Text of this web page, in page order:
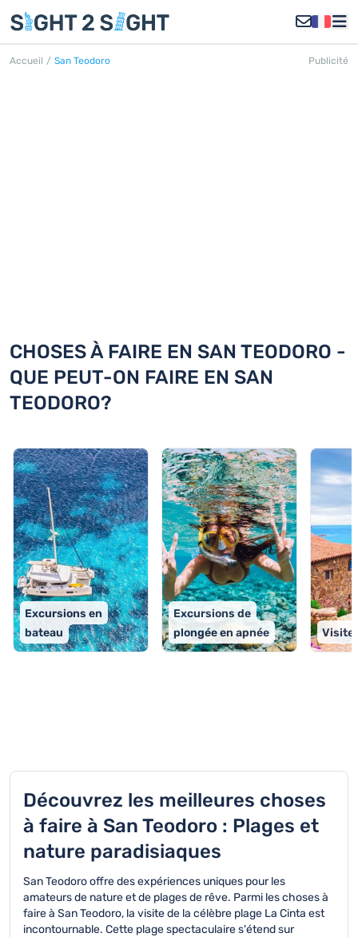
Accueil / San Teodoro Publicité
CHOSES À FAIRE EN SAN TEODORO -
QUE PEUT-ON FAIRE EN SAN
TEODORO?
Excursions en
bateau
Excursions de
plongée en apnée
Découvrez les meilleures choses
à faire à San Teodoro : Plages et
nature paradisiaques
San Teodoro offre des expériences uniques pour les
amateurs de nature et de plages de rêve. Parmi les choses à
faire à San Teodoro, la visite de la célèbre plage La Cinta est
incontournable. Cette plage spectaculaire s'étend sur